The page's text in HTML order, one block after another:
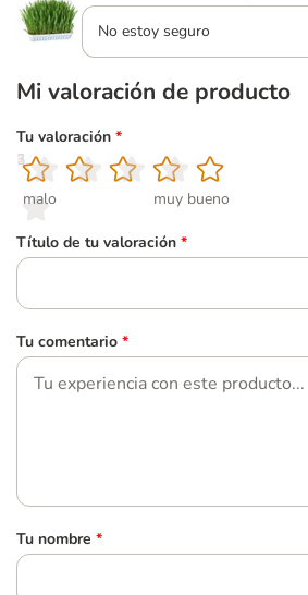
No estoy seguro
Mi valoración de producto
Tu valoración *
1
malo
2
3
4
5
muy bueno
Título de tu valoración *
Tu comentario *
Tu nombre *